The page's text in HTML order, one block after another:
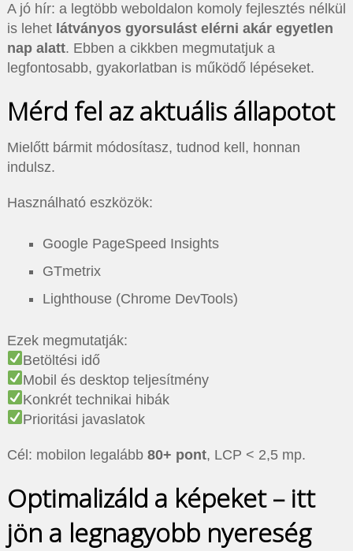
A jó hír: a legtöbb weboldalon komoly fejlesztés nélkül
is lehet látványos gyorsulást elérni akár egyetlen
nap alatt. Ebben a cikkben megmutatjuk a
legfontosabb, gyakorlatban is működő lépéseket.
Mérd fel az aktuális állapotot
Mielőtt bármit módosítasz, tudnod kell, honnan
indulsz.
Használható eszközök:
Google PageSpeed Insights
GTmetrix
Lighthouse (Chrome DevTools)
Ezek megmutatják:
Betöltési idő
Mobil és desktop teljesítmény
Konkrét technikai hibák
Prioritási javaslatok
Cél: mobilon legalább 80+ pont, LCP < 2,5 mp.
Optimalizáld a képeket – itt
jön a legnagyobb nyereség